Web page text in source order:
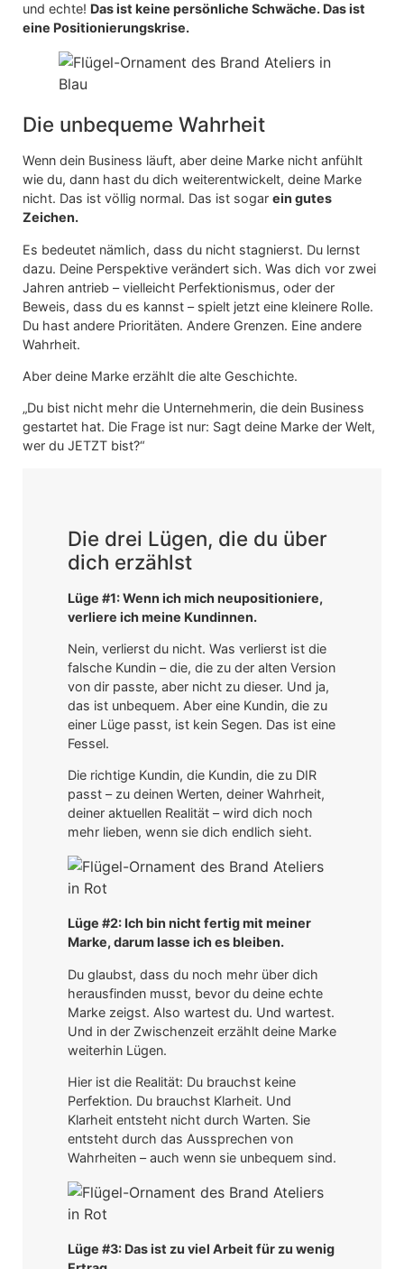
und echte! Das ist keine persönliche Schwäche. Das ist
eine Positionierungskrise.
Die unbequeme Wahrheit
Wenn dein Business läuft, aber deine Marke nicht anfühlt
wie du, dann hast du dich weiterentwickelt, deine Marke
nicht. Das ist völlig normal. Das ist sogar ein gutes
Zeichen.
Es bedeutet nämlich, dass du nicht stagnierst. Du lernst
dazu. Deine Perspektive verändert sich. Was dich vor zwei
Jahren antrieb – vielleicht Perfektionismus, oder der
Beweis, dass du es kannst – spielt jetzt eine kleinere Rolle.
Du hast andere Prioritäten. Andere Grenzen. Eine andere
Wahrheit.
Aber deine Marke erzählt die alte Geschichte.
„Du bist nicht mehr die Unternehmerin, die dein Business
gestartet hat. Die Frage ist nur: Sagt deine Marke der Welt,
wer du JETZT bist?“
Die drei Lügen, die du über
dich erzählst
Lüge #1: Wenn ich mich neupositioniere,
verliere ich meine Kundinnen.
Nein, verlierst du nicht. Was verlierst ist die
falsche Kundin – die, die zu der alten Version
von dir passte, aber nicht zu dieser. Und ja,
das ist unbequem. Aber eine Kundin, die zu
einer Lüge passt, ist kein Segen. Das ist eine
Fessel.
Die richtige Kundin, die Kundin, die zu DIR
passt – zu deinen Werten, deiner Wahrheit,
deiner aktuellen Realität – wird dich noch
mehr lieben, wenn sie dich endlich sieht.
Lüge #2: Ich bin nicht fertig mit meiner
Marke, darum lasse ich es bleiben.
Du glaubst, dass du noch mehr über dich
herausfinden musst, bevor du deine echte
Marke zeigst. Also wartest du. Und wartest.
Und in der Zwischenzeit erzählt deine Marke
weiterhin Lügen.
Hier ist die Realität: Du brauchst keine
Perfektion. Du brauchst Klarheit. Und
Klarheit entsteht nicht durch Warten. Sie
entsteht durch das Aussprechen von
Wahrheiten – auch wenn sie unbequem sind.
Lüge #3: Das ist zu viel Arbeit für zu wenig